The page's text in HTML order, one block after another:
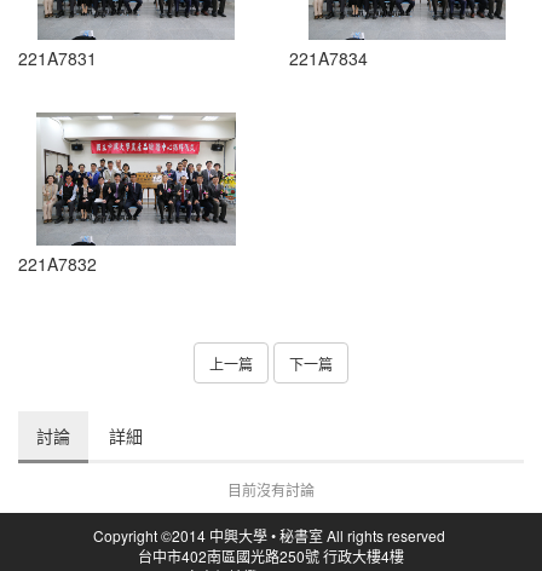
221A7831 221A7834
221A7832
上一篇 下一篇
討論 詳細
目前沒有討論
Copyright ©2014 中興大學 • 秘書室 All rights reserved
台中市402南區國光路250號 行政大樓4樓